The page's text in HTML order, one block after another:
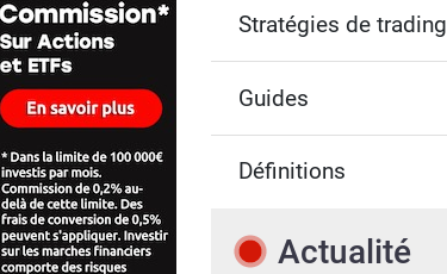
Stratégies de trading
Guides
Définitions
Actualité